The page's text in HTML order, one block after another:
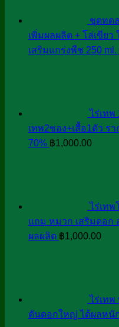
ชุดทด
เพิ่มผลผลิต + โล่เขียว
เสริมแกร่งพืช 250 ml.
ไร่เทพ
เทพ2ซอง+เสื้อ1ตัว ร
70% ฿1,000.00
ไร่เทพ
แถม หมวก เสริมดอก
ผลผลิต ฿1,000.00
ไร่เท
ดันดอกใหญ่ ได้ผลหนั